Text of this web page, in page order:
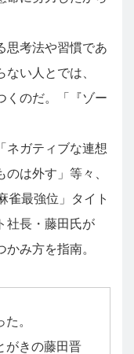
思考法や習慣であ
い人とでは、
くのだ。「『ゾー
ネガティブな連想
は外す」等々、
雀最強位」タイト
社長・藤田氏が
み方を指南。
。
がきの藤田晋